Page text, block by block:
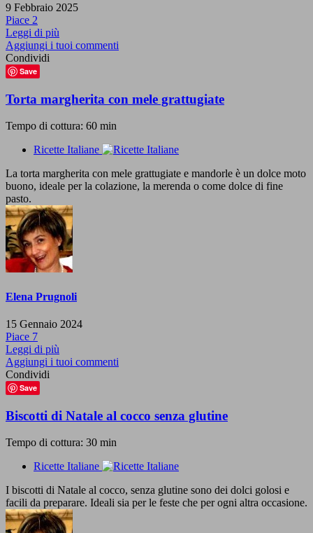
9 Febbraio 2025
Piace 2
Leggi di più
Aggiungi i tuoi commenti
Condividi
Save
Torta margherita con mele grattugiate
Tempo di cottura: 60 min
Ricette Italiane
La torta margherita con mele grattugiate e mandorle è un dolce moto
buono, ideale per la colazione, la merenda o come dolce di fine
pasto.
Elena Prugnoli
15 Gennaio 2024
Piace 7
Leggi di più
Aggiungi i tuoi commenti
Condividi
Save
Biscotti di Natale al cocco senza glutine
Tempo di cottura: 30 min
Ricette Italiane
I biscotti di Natale al cocco, senza glutine sono dei dolci golosi e
facili da preparare. Ideali sia per le feste che per ogni altra occasione.